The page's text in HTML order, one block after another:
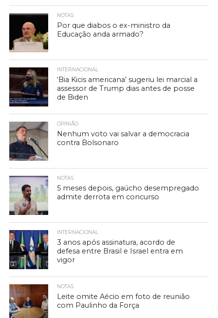
NOTAS
Por que diabos o ex-ministro da
Educação anda armado?
INTERNACIONAL
‘Bia Kicis americana’ sugeriu lei marcial a
assessor de Trump dias antes de posse
de Biden
OPINIÃO
Nenhum voto vai salvar a democracia
contra Bolsonaro
NOTAS
5 meses depois, gaúcho desempregado
admite derrota em concurso
INTERNACIONAL
3 anos após assinatura, acordo de
defesa entre Brasil e Israel entra em
vigor
NOTAS
Leite omite Aécio em foto de reunião
com Paulinho da Força